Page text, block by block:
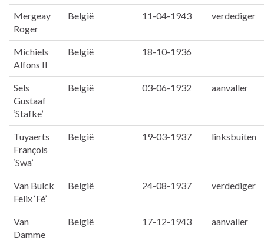
Mergeay
Roger
België 11-04-1943 verdediger
Michiels
Alfons II
België 18-10-1936
Sels
Gustaaf
‘Stafke’
België 03-06-1932 aanvaller
Tuyaerts
François
‘Swa’
België 19-03-1937 linksbuiten
Van Bulck
Felix ‘Fé’
België 24-08-1937 verdediger
Van
Damme
België 17-12-1943 aanvaller